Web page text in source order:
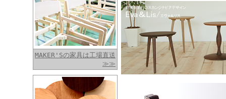
MAKER'Sの家具は工場直送
≫≫